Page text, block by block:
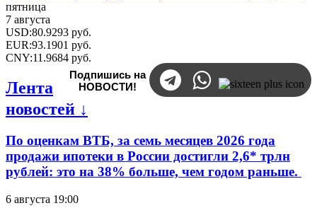
пятница
7 августа
USD:80.9293 руб.
EUR:93.1901 руб.
CNY:11.9684 руб.
Подпишись на
НОВОСТИ!
Лента
новостей ↓
По оценкам ВТБ, за семь месяцев 2026 года
продажи ипотеки в России достигли 2,6* трлн
рублей: это на 38% больше, чем годом раньше.
6 августа 19:00